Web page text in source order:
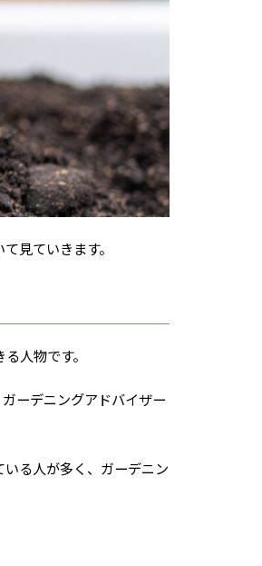
見ていきます。
人物です。
ーデニングアドバイザー
る人が多く、ガーデニン